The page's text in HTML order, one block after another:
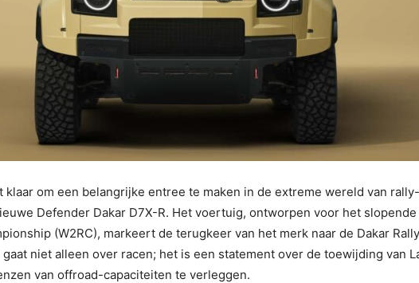
klaar om een belangrijke entree te maken in de extreme wereld van
Defender Dakar D7X-R. Het voertuig, ontworpen voor het slopende
(W2RC), markeert de terugkeer van het merk naar de Dakar
gaat niet alleen over racen; het is een statement over de toewijding van
van offroad-capaciteiten te verleggen.